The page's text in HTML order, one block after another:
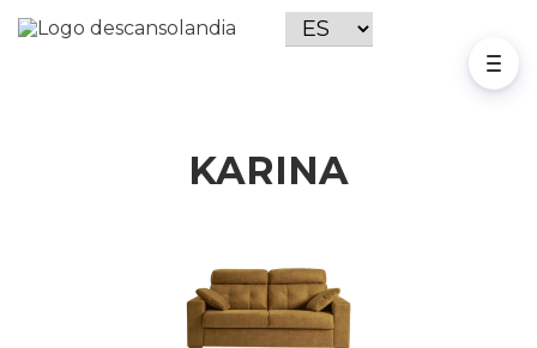
KARINA